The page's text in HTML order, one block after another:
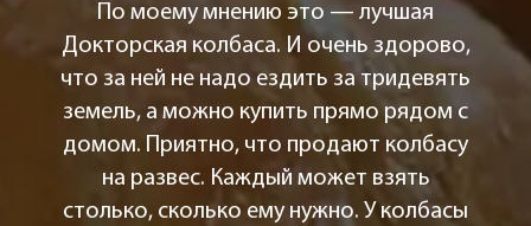
По моему мнению это — лучшая
Докторская колбаса. И очень здорово,
что за ней не надо ездить за тридевять
земель, а можно купить прямо рядом с
домом. Приятно, что продают колбасу
на развес. Каждый может взять
столько, сколько ему нужно. У колбасы